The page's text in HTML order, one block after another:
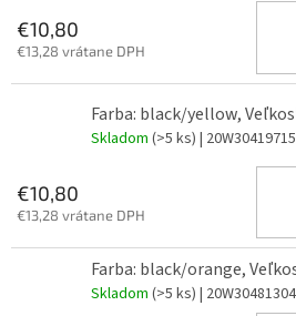
€10,80
€13,28 vrátane DPH
Farba: black/yellow,
Skladom (>5 ks) | 20W30419715
€10,80
€13,28 vrátane DPH
Farba: black/orange,
Skladom (>5 ks) | 20W30481304